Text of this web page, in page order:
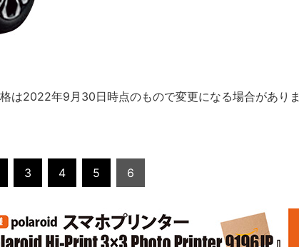
は2022年9月30日時点のもので変更になる場合がありま
3 4 5 6